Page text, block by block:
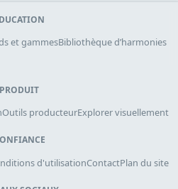
et gammesBibliothèque d’harmonies
PRODUIT
Outils producteurExplorer visuellement
d'utilisationContactPlan du site